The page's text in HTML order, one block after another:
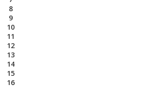
8
9
10
11
12
13
14
15
16